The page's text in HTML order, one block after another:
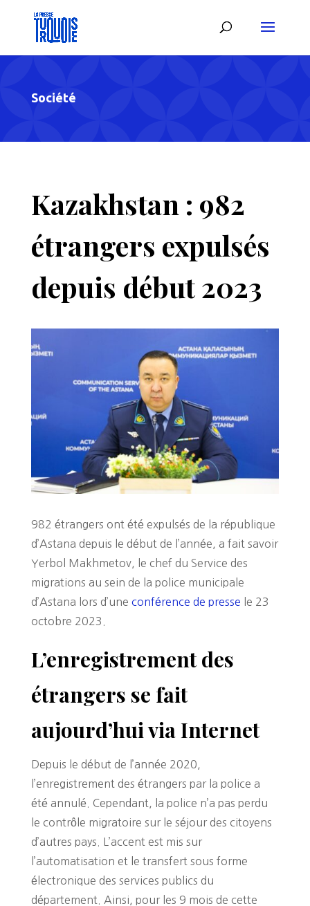
Société
Kazakhstan : 982
étrangers expulsés
depuis début 2023
982 étrangers ont été expulsés de la république
d’Astana depuis le début de l’année, a fait savoir
Yerbol Makhmetov, le chef du Service des
migrations au sein de la police municipale
d’Astana lors d’une conférence de presse le 23
octobre 2023.
L’enregistrement des
étrangers se fait
aujourd’hui via Internet
Depuis le début de l’année 2020,
l’enregistrement des étrangers par la police a
été annulé. Cependant, la police n’a pas perdu
le contrôle migratoire sur le séjour des citoyens
d’autres pays. L’accent est mis sur
l’automatisation et le transfert sous forme
électronique des services publics du
département. Ainsi, pour les 9 mois de cette